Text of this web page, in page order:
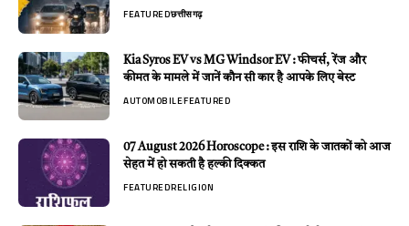
FEATUREDछत्तीसगढ़
Kia Syros EV vs MG Windsor EV : फीचर्स, रेंज और
कीमत के मामले में जानें कौन सी कार है आपके लिए बेस्ट
AUTOMOBILEFEATURED
07 August 2026 Horoscope : इस राशि के जातकों को आज
सेहत में हो सकती है हल्की दिक्कत
FEATUREDRELIGION